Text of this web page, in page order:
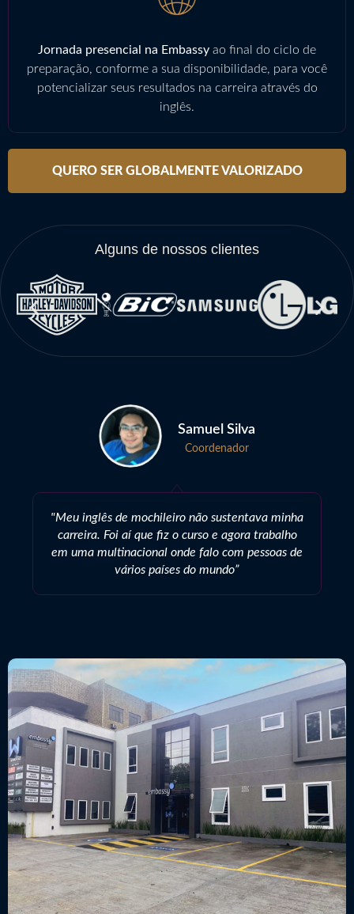
Jornada presencial na Embassy ao final do ciclo de
preparação, conforme a sua disponibilidade, para você
potencializar seus resultados na carreira através do
inglês.
QUERO SER GLOBALMENTE VALORIZADO
Alguns de nossos clientes
"Meu inglês de mochileiro não sustentava minha
carreira. Foi aí que fiz o curso e agora trabalho
em uma multinacional onde falo com pessoas de
vários países do mundo”
Samuel Silva
Coordenador